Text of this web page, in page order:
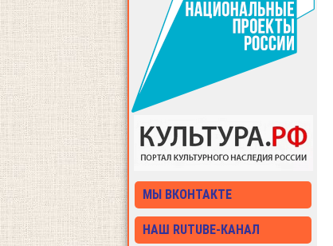
МЫ ВКОНТАКТЕ
НАШ RUTUBE-КАНАЛ